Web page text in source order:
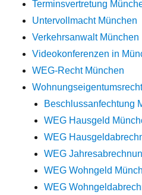
Terminsvertretung
Untervollmacht München
Verkehrsanwalt München
Videokonferenzen in
WEG-Recht München
Beschlussanfechtung
WEG Hausgeld
WEG
WEG
WEG Wohngeld
WEG